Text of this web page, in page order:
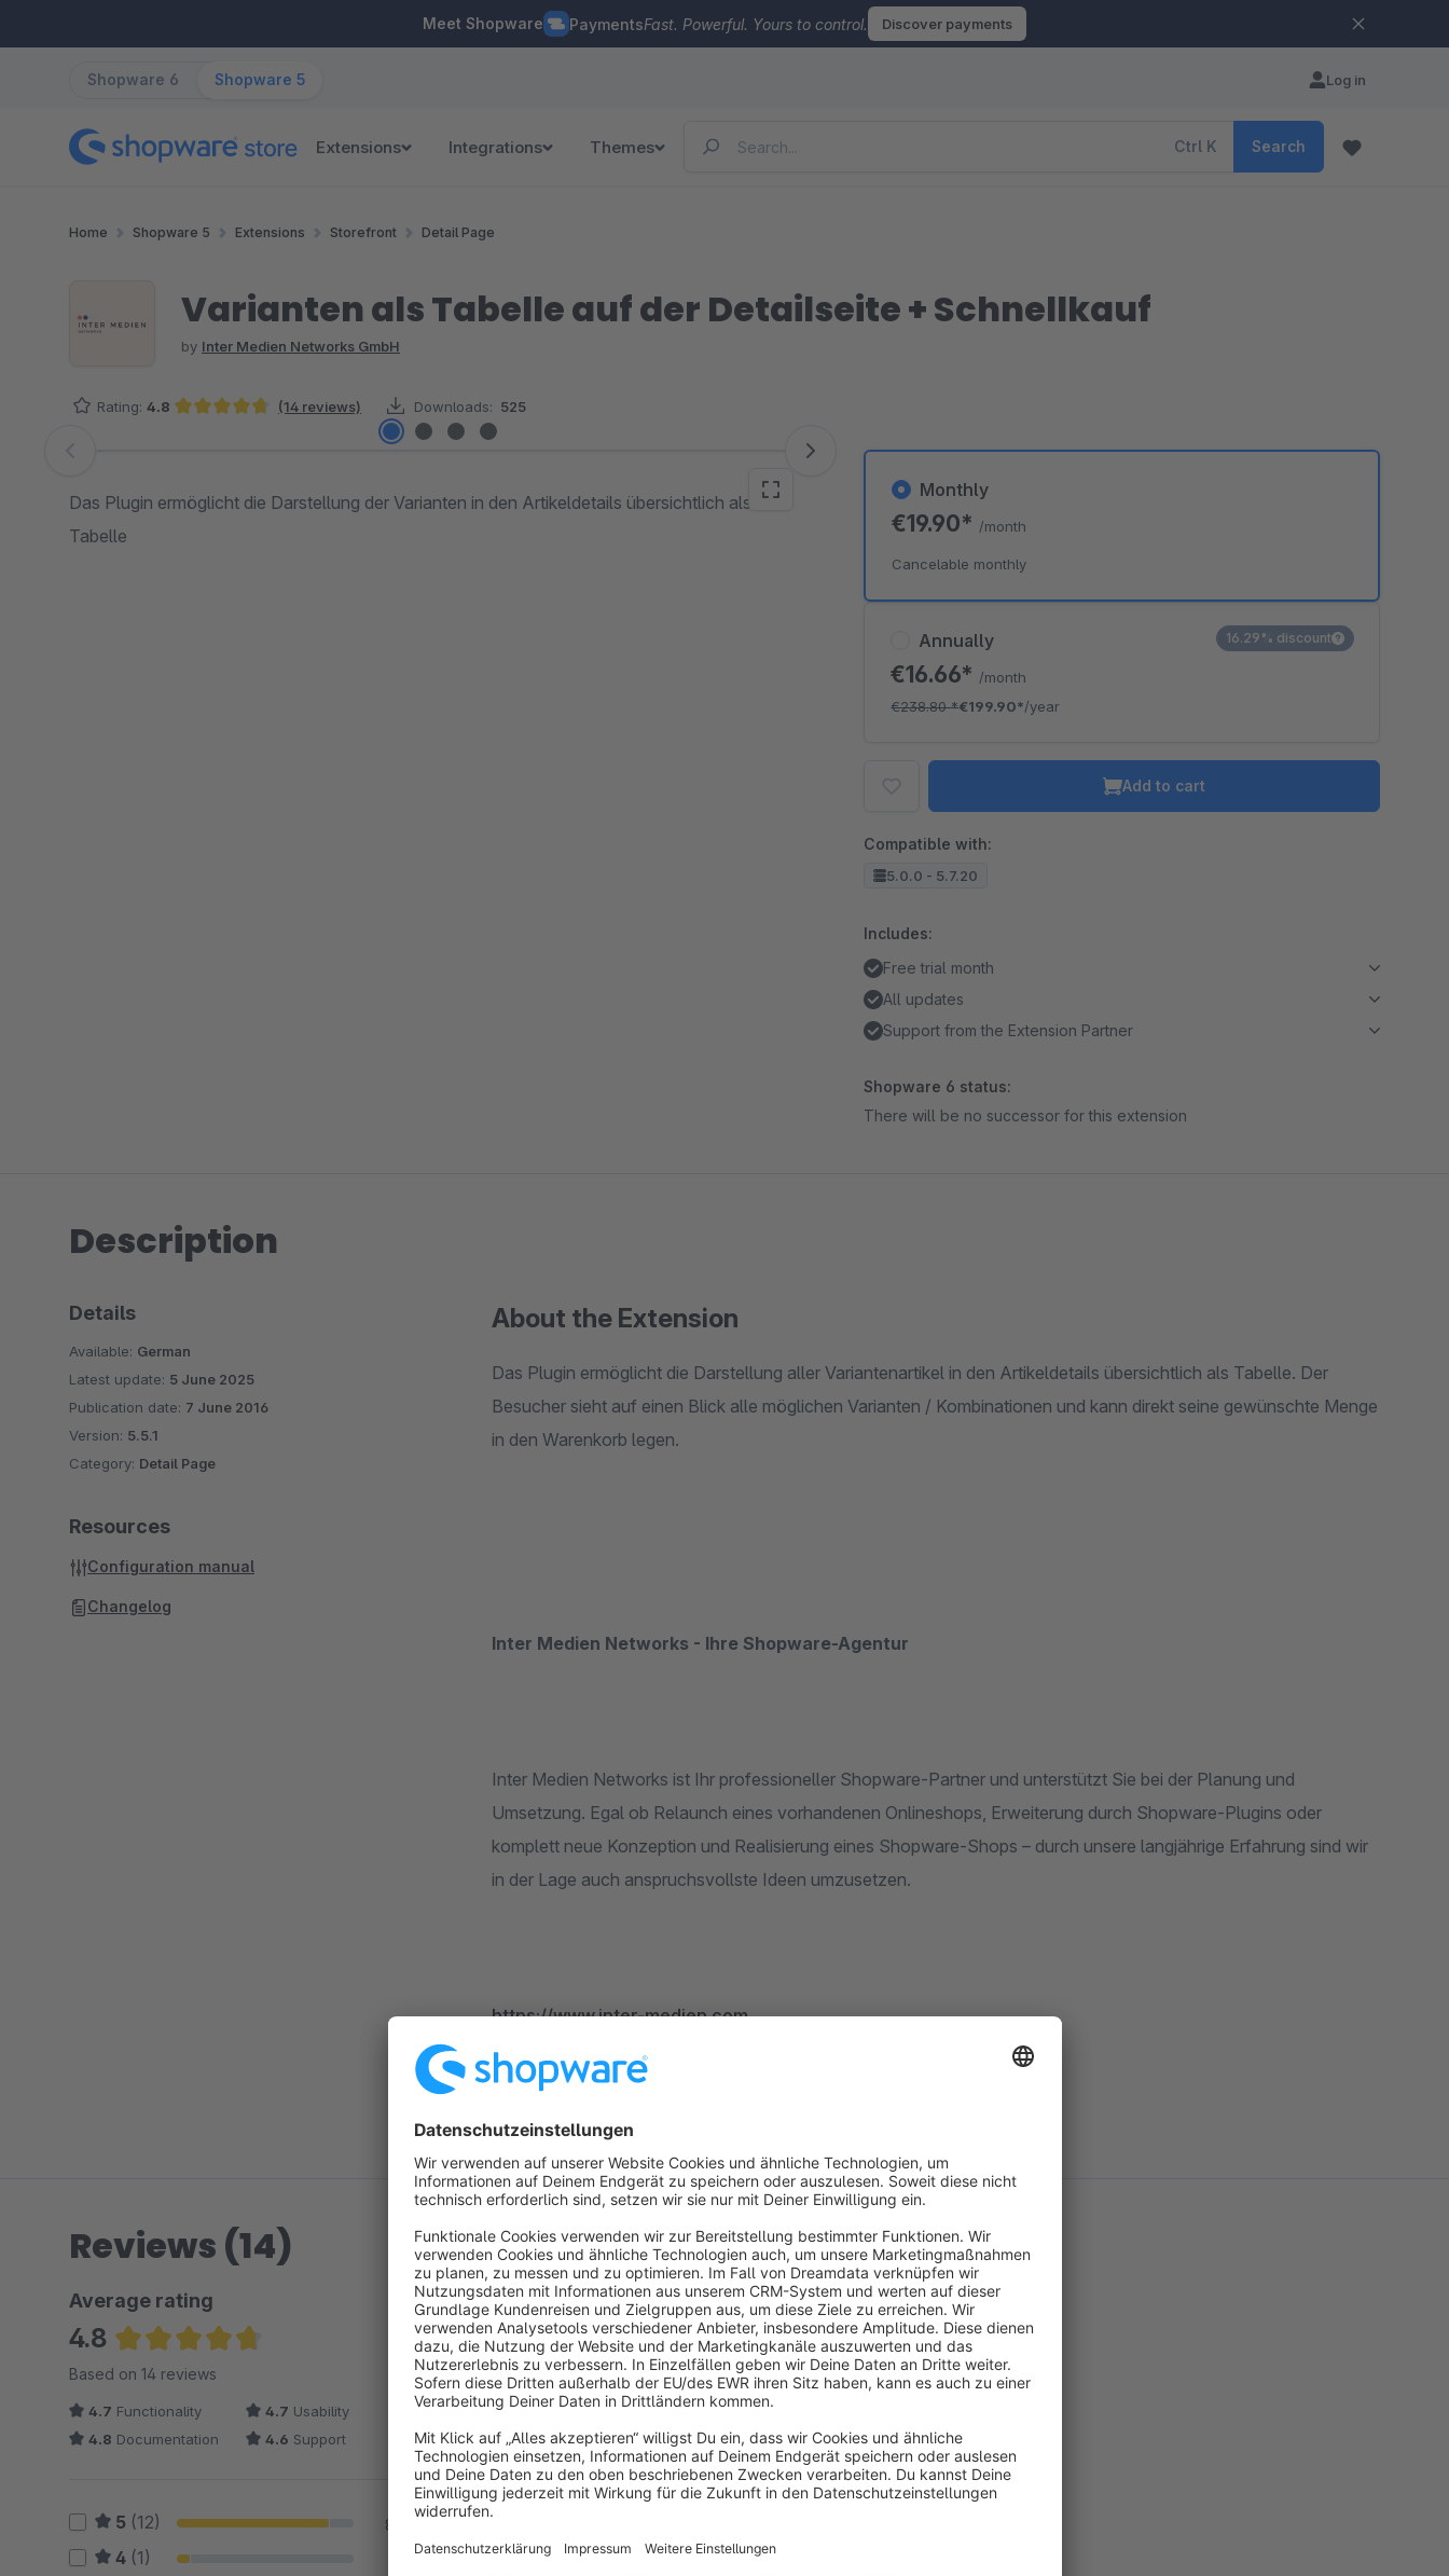
Meet Shopware PaymentsFast. Powerful. Yours to control. Discover payments
Shopware 6 Shopware 5 Log in
Extensions Integrations Themes Ctrl K Search
Home Shopware 5 Extensions Storefront Detail Page
Varianten als Tabelle auf der Detailseite + Schnellkauf
by Inter Medien Networks GmbH
Rating: 4.8 (14 reviews) Downloads: 525
Skip image gallery
Das Plugin ermöglicht die Darstellung der Varianten in den Artikeldetails übersichtlich als
Tabelle
Annually
€16.66* /month
€238.80*€199.90*/year
16.29% discount
Monthly
€19.90* /month
Cancelable monthly
Add to cart
Compatible with:
5.0.0 - 5.7.20
Includes:
Free trial month
All updates
Support from the Extension Partner
Shopware 6 status:
There will be no successor for this extension
Description
About the Extension
Das Plugin ermöglicht die Darstellung aller Variantenartikel in den Artikeldetails übersichtlich als Tabelle. Der
Besucher sieht auf einen Blick alle möglichen Varianten / Kombinationen und kann direkt seine gewünschte Menge
in den Warenkorb legen.
Inter Medien Networks - Ihre Shopware-Agentur
Inter Medien Networks ist Ihr professioneller Shopware-Partner und unterstützt Sie bei der Planung und
Umsetzung. Egal ob Relaunch eines vorhandenen Onlineshops, Erweiterung durch Shopware-Plugins oder
komplett neue Konzeption und Realisierung eines Shopware-Shops – durch unsere langjährige Erfahrung sind wir
in der Lage auch anspruchsvollste Ideen umzusetzen.
https://www.inter-medien.com
Details
Available: German
Latest update: 5 June 2025
Publication date: 7 June 2016
Version: 5.5.1
Category: Detail Page
Resources
Configuration manual
Changelog
Reviews (14)
Average rating
4.8
Average rating of 4.75 out of 5 stars
Based on 14 reviews
4.7 Functionality 4.7 Usability
4.8 Documentation 4.6 Support
5 (12) 86 %
4 (1)
Sort by
Tolles Plug-In
5.0
Average rating of 5 out of 5 stars
by Martin 30 November 2022 08:28
Leicht zu handeln! Macht was es soll! Lange danach gesucht!
5.0 Functionality 5.0Usability 5.0Documentation 5.0Support
Macht was es soll und hat einen super Support